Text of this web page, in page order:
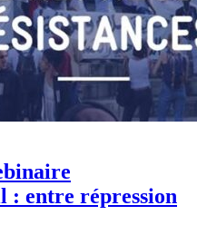
: entre répression